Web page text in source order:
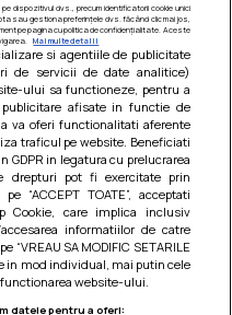
arpagic rosu
dispozitivul dvs., precum identificatorii cookie unici
sau gestiona preferințele dvs. făcând clic mai jos,
pe pagina cu politica de confidențialitate. Aceste
Mai multe detalii
si agentiile de publicitate
de servicii de date analitice)
ului sa functioneze, pentru a
afisate in functie de
va oferi functionalitati aferente
traficul pe website. Beneficiati
GDPR in legatura cu prelucrarea
drepturi pot fi exercitate prin
“ACCEPT TOATE”, acceptati
Cookie, care implica inclusiv
informatiilor de catre
“VREAU SA MODIFIC SETARILE
in mod individual, mai putin cele
website-ului.
datele pentru a oferi: